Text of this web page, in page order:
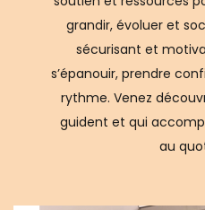
grandir, évoluer et
sécurisant et
s’épanouir, prendre
rythme. Venez
guident et qui
au